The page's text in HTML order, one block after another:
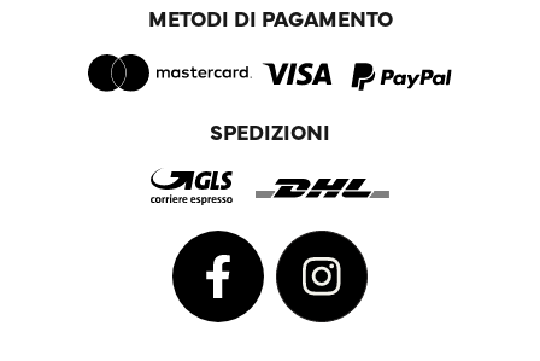
METODI DI PAGAMENTO
SPEDIZIONI